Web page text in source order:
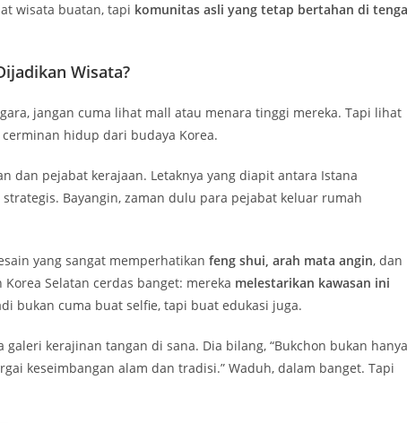
wisata buatan, tapi komunitas asli yang tetap bertahan di
Wisata?
jangan cuma lihat mall atau menara tinggi mereka. Tapi lihat
hidup dari budaya Korea.
dan pejabat kerajaan. Letaknya yang diapit antara Istana
Bayangin, zaman dulu para pejabat keluar rumah
yang sangat memperhatikan feng shui, arah mata angin, dan
Selatan cerdas banget: mereka melestarikan kawasan ini
bukan cuma buat selfie, tapi buat edukasi juga.
kerajinan tangan di sana. Dia bilang, “Bukchon bukan hanya
keseimbangan alam dan tradisi.” Waduh, dalam banget. Tapi